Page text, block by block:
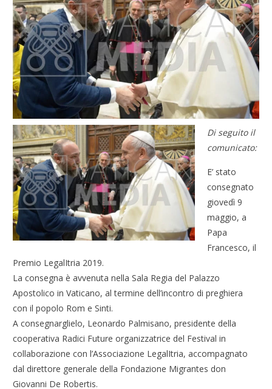
Di seguito il
comunicato:
E’ stato
consegnato
giovedì 9
maggio, a
Papa
Francesco, il
Premio LegalItria 2019.
La consegna è avvenuta nella Sala Regia del Palazzo
Apostolico in Vaticano, al termine dell’incontro di preghiera
con il popolo Rom e Sinti.
A consegnarglielo, Leonardo Palmisano, presidente della
cooperativa Radici Future organizzatrice del Festival in
collaborazione con l’Associazione LegalItria, accompagnato
dal direttore generale della Fondazione Migrantes don
Giovanni De Robertis.